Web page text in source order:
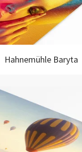
Hahnemühle Baryta